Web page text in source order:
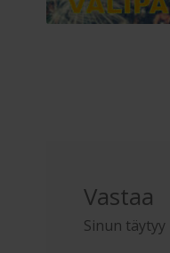
Vastaa
Sinun täytyy